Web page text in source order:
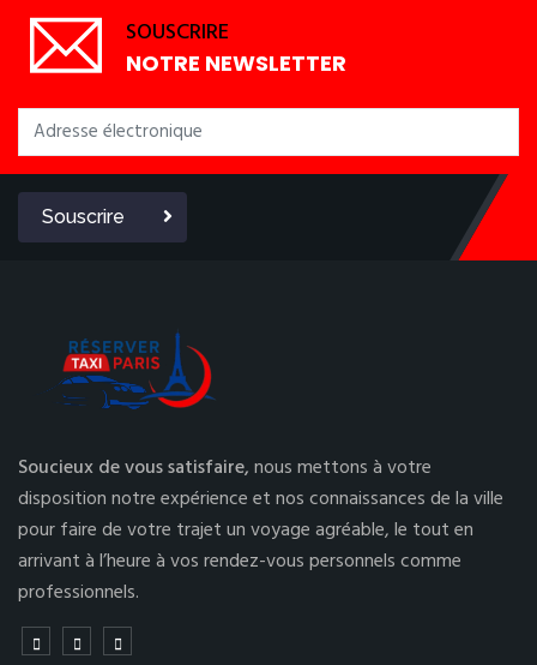
SOUSCRIRE
NOTRE NEWSLETTER
Souscrire
Soucieux de vous satisfaire,nous mettons à votre
disposition notre expérience et nos connaissances de la ville
pour faire de votre trajet un voyage agréable, le tout en
arrivant à l’heure à vos rendez-vous personnels comme
professionnels.